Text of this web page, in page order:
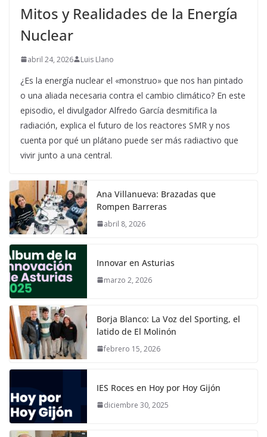
Mitos y Realidades de la Energía
Nuclear
abril 24, 2026 Luis Llano
¿Es la energía nuclear el «monstruo» que nos han pintado
o una aliada necesaria contra el cambio climático? En este
episodio, el divulgador Alfredo García desmitifica la
radiación, explica el futuro de los reactores SMR y nos
cuenta por qué un plátano puede ser más radiactivo que
vivir junto a una central.
Ana Villanueva: Brazadas que
Rompen Barreras
abril 8, 2026
Innovar en Asturias
marzo 2, 2026
Borja Blanco: La Voz del Sporting, el
latido de El Molinón
febrero 15, 2026
IES Roces en Hoy por Hoy Gijón
diciembre 30, 2025